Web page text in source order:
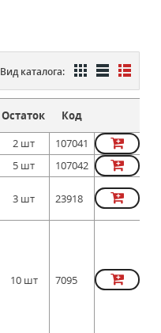
Вид каталога:
Остаток Код
2 шт 107041
5 шт 107042
3 шт 23918
10 шт 7095